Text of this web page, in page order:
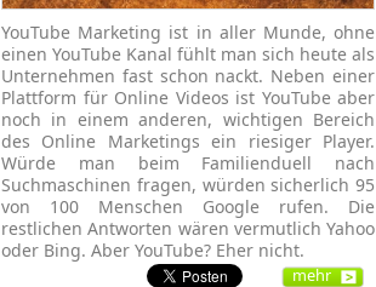
YouTube Marketing ist in aller Munde, ohne
einen YouTube Kanal fühlt man sich heute als
Unternehmen fast schon nackt. Neben einer
Plattform für Online Videos ist YouTube aber
noch in einem anderen, wichtigen Bereich
des Online Marketings ein riesiger Player.
Würde man beim Familienduell nach
Suchmaschinen fragen, würden sicherlich 95
von 100 Menschen Google rufen. Die
restlichen Antworten wären vermutlich Yahoo
oder Bing. Aber YouTube? Eher nicht.
mehr